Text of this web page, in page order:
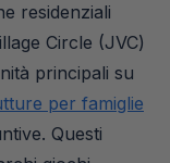
residenziali
Circle (JVC)
principali su
per famiglie
Questi